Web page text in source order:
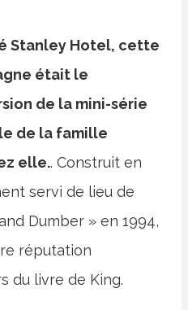
Stanley Hotel, cette
était le
de la mini-série
de la famille
elle.. Construit en
servi de lieu de
Dumber » en 1994,
réputation
du livre de King.